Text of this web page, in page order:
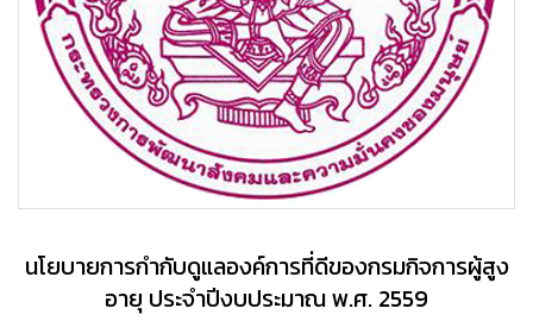
นโยบายการกำกับดูแลองค์การที่ดีของกรมกิจการผู้สูง
อายุ ประจำปีงบประมาณ พ.ศ. 2559